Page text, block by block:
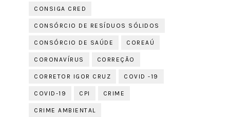
CONSIGA CRED
CONSÓRCIO DE RESÍDUOS SÓLIDOS
CONSÓRCIO DE SAÚDE COREAÚ
CORONAVÍRUS CORREÇÃO
CORRETOR IGOR CRUZ COVID -19
COVID-19 CPI CRIME
CRIME AMBIENTAL